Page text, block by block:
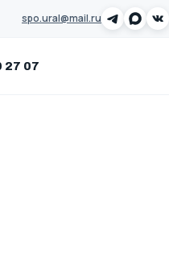
spo.ural@mail.ru
27 07